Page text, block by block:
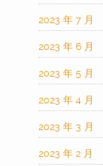
2023 年 7 月
2023 年 6 月
2023 年 5 月
2023 年 4 月
2023 年 3 月
2023 年 2 月